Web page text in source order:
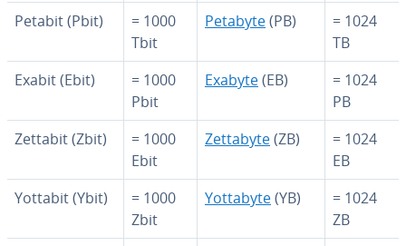
Petabit (Pbit)
= 1000
Tbit
Petabyte(PB)
= 1024
TB
Exabit (Ebit)
= 1000
Pbit
Exabyte(EB)
= 1024
PB
Zettabit (Zbit)
= 1000
Ebit
Zettabyte(ZB)
= 1024
EB
Yottabit (Ybit)
= 1000
Zbit
Yottabyte(YB)
= 1024
ZB